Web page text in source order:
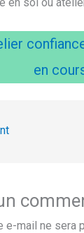
en
e-mail ne sera